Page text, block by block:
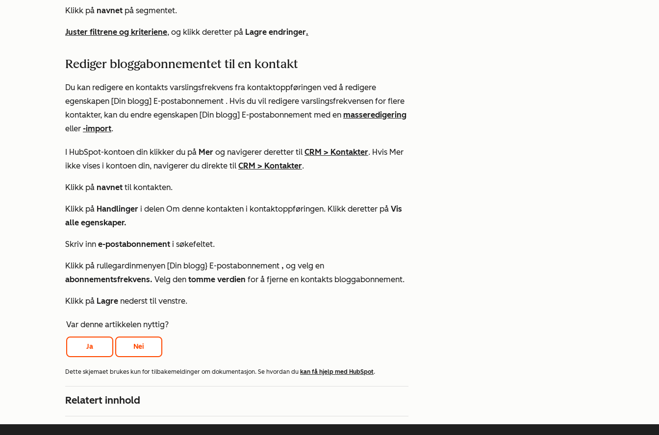
Klikk på navnet på segmentet.
Juster filtrene og kriteriene, og klikk deretter på Lagre endringer.
Rediger bloggabonnementet til en kontakt
Du kan redigere en kontakts varslingsfrekvens fra kontaktoppføringen ved å redigere
egenskapen [Din blogg] E-postabonnement . Hvis du vil redigere varslingsfrekvensen for flere
kontakter, kan du endre egenskapen [Din blogg] E-postabonnement med en masseredigering
eller -import.
I HubSpot-kontoen din klikker du på Mer og navigerer deretter til CRM > Kontakter. Hvis Mer
ikke vises i kontoen din, navigerer du direkte til CRM > Kontakter.
Klikk på navnet til kontakten.
Klikk på Handlinger i delen Om denne kontakten i kontaktoppføringen. Klikk deretter på Vis
alle egenskaper.
Skriv inn e-postabonnement i søkefeltet.
Klikk på rullegardinmenyen [Din blogg} E-postabonnement , og velg en
abonnementsfrekvens. Velg den tomme verdien for å fjerne en kontakts bloggabonnement.
Klikk på Lagre nederst til venstre.
Var denne artikkelen nyttig?
Ja Nei
Dette skjemaet brukes kun for tilbakemeldinger om dokumentasjon. Se hvordan du kan få hjelp med HubSpot.
Relatert innhold